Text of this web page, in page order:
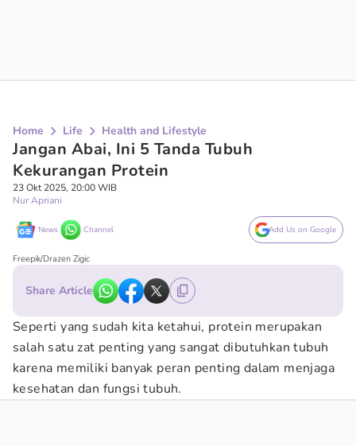
Home Life Health and Lifestyle
Jangan Abai, Ini 5 Tanda Tubuh
Kekurangan Protein
23 Okt 2025, 20:00 WIB
Nur Apriani
News Channel Add Us on Google
Freepik/Drazen Zigic
Share Article
Seperti yang sudah kita ketahui, protein merupakan
salah satu zat penting yang sangat dibutuhkan tubuh
karena memiliki banyak peran penting dalam menjaga
kesehatan dan fungsi tubuh.